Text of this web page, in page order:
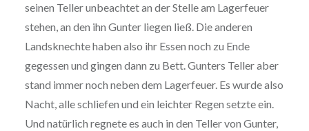
seinen Teller unbe­ach­tet an der Stelle am Lager­feu­er
stehen, an den ihn Gunter liegen ließ. Die anderen
Lands­knech­te haben also ihr Essen noch zu Ende
gegessen und gingen dann zu Bett. Gunters Teller aber
stand immer noch neben dem Lager­feu­er. Es wurde also
Nacht, alle schliefen und ein leichter Regen setzte ein.
Und natürlich regnete es auch in den Teller von Gunter,